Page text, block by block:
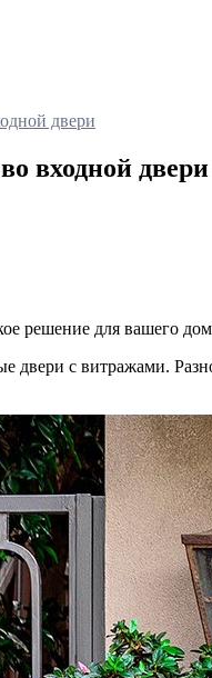
двери
входной двери
решение для вашего
двери с витражами.